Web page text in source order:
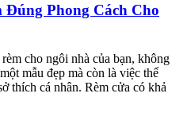
Đúng Phong Cách Cho
cho ngôi nhà của bạn, không
mẫu đẹp mà còn là việc thể
thích cá nhân. Rèm cửa có khả